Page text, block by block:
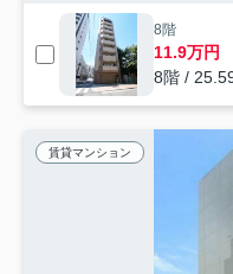
8階
11.9万円
8階 /
賃貸マンション